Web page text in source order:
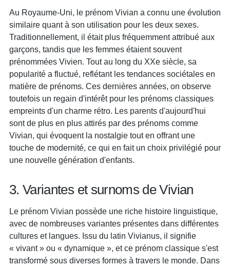
Au Royaume-Uni, le prénom Vivian a connu une évolution
similaire quant à son utilisation pour les deux sexes.
Traditionnellement, il était plus fréquemment attribué aux
garçons, tandis que les femmes étaient souvent
prénommées Vivien. Tout au long du XXe siècle, sa
popularité a fluctué, reflétant les tendances sociétales en
matière de prénoms. Ces dernières années, on observe
toutefois un regain d'intérêt pour les prénoms classiques
empreints d'un charme rétro. Les parents d'aujourd'hui
sont de plus en plus attirés par des prénoms comme
Vivian, qui évoquent la nostalgie tout en offrant une
touche de modernité, ce qui en fait un choix privilégié pour
une nouvelle génération d'enfants.
3. Variantes et surnoms de Vivian
Le prénom Vivian possède une riche histoire linguistique,
avec de nombreuses variantes présentes dans différentes
cultures et langues. Issu du latin Vivianus, il signifie
« vivant » ou « dynamique », et ce prénom classique s'est
transformé sous diverses formes à travers le monde. Dans